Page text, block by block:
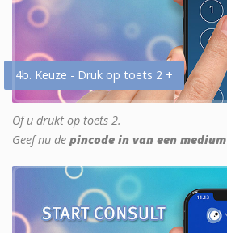
4b. Keuze - Druk op toets 2 +
Of u drukt op toets 2.
Geef nu de pincode in van een medium